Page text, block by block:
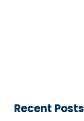
Recent Posts